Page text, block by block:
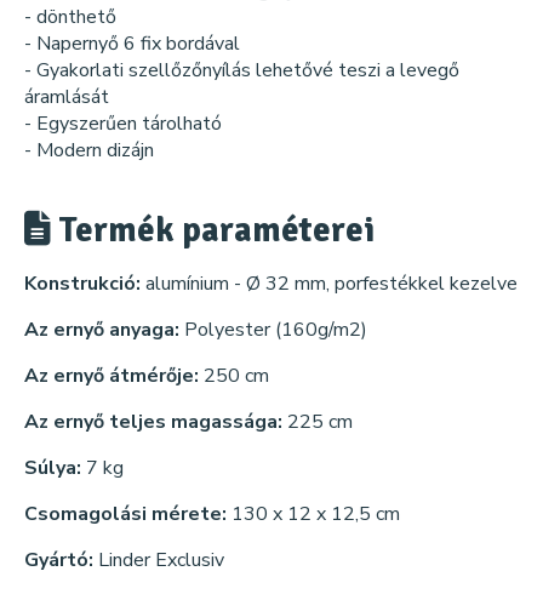
- dönthető
- Napernyő 6 fix bordával
- Gyakorlati szellőzőnyílás lehetővé teszi a levegő
áramlását
- Egyszerűen tárolható
- Modern dizájn
Termék paraméterei
Konstrukció: alumínium - Ø 32 mm, porfestékkel kezelve
Az ernyő anyaga: Polyester (160g/m2)
Az ernyő átmérője: 250 cm
Az ernyő teljes magassága: 225 cm
Súlya: 7 kg
Csomagolási mérete: 130 x 12 x 12,5 cm
Gyártó: Linder Exclusiv